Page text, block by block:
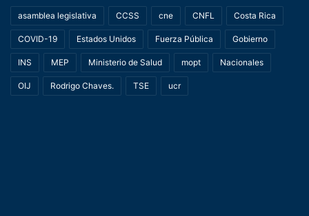
asamblea legislativa CCSS cne CNFL Costa Rica
COVID-19 Estados Unidos Fuerza Pública Gobierno
INS MEP Ministerio de Salud mopt Nacionales
OIJ Rodrigo Chaves. TSE ucr